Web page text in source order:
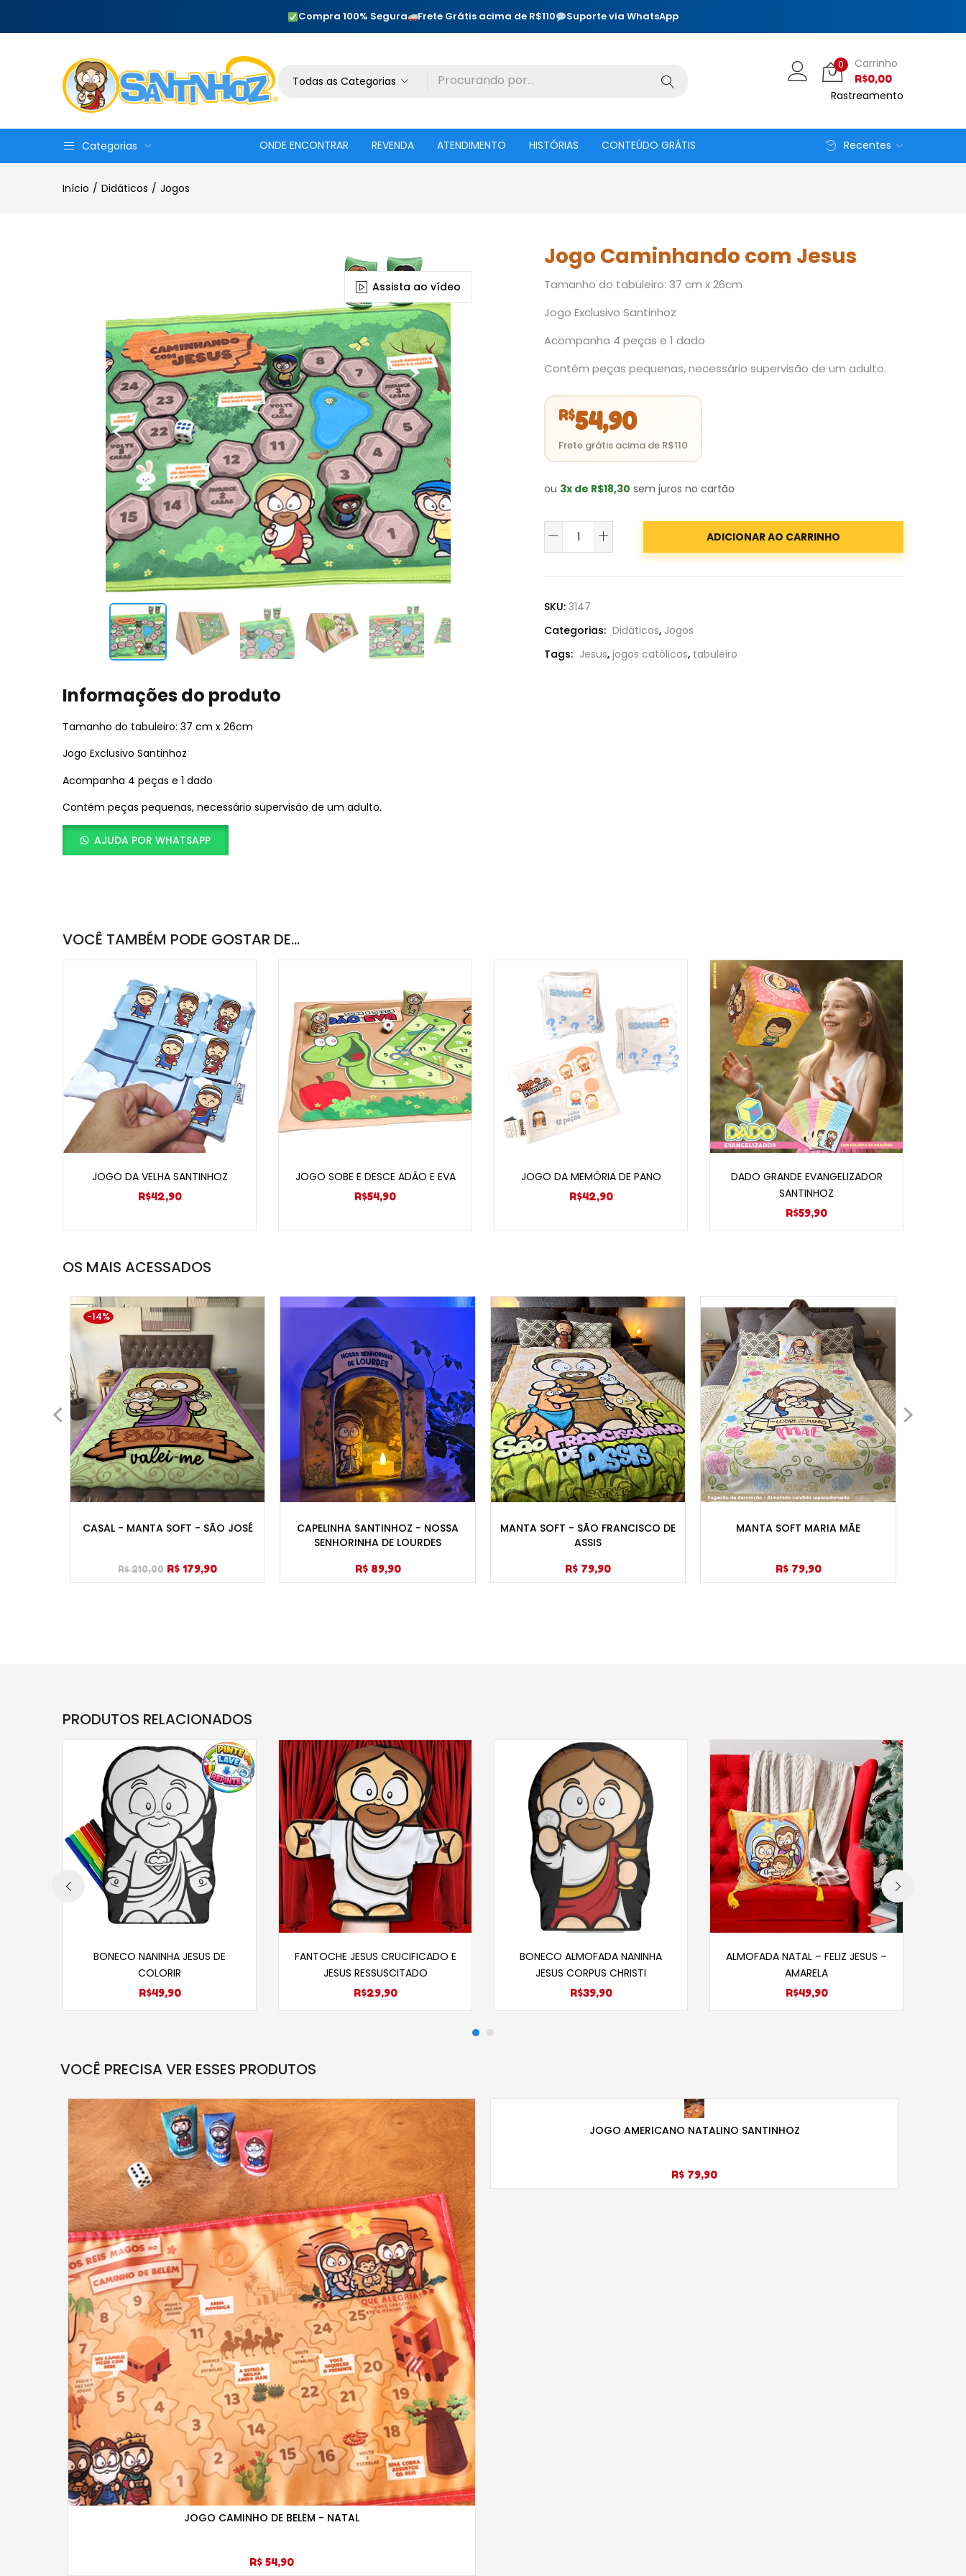
Compra 100% Segura Frete Grátis acima de R$110 Suporte via WhatsApp
Todas as Categorias
0 Carrinho
R$0,00
Rastreamento
Categorias ONDE ENCONTRAR REVENDA ATENDIMENTO HISTÓRIAS CONTEÚDO GRÁTIS Recentes
Início Didáticos Jogos
Assista ao vídeo
Jogo Caminhando com Jesus
Tamanho do tabuleiro: 37 cm x 26cm
Jogo Exclusivo Santinhoz
Acompanha 4 peças e 1 dado
Contém peças pequenas, necessário supervisão de um adulto.
R$54,90
ou 3x de R$18,30 sem juros no cartão
Caminhando
quantidade
ADICIONAR AO CARRINHO
SKU: 3147
Categorias: Didáticos, Jogos
Tags: Jesus, jogos católicos, tabuleiro
Informações do produto
Tamanho do tabuleiro: 37 cm x 26cm
Jogo Exclusivo Santinhoz
Acompanha 4 peças e 1 dado
Contém peças pequenas, necessário supervisão de um adulto.
AJUDA POR WHATSAPP
VOCÊ TAMBÉM PODE GOSTAR DE…
JOGO DA VELHA SANTINHOZ
R$42,90
JOGO SOBE E DESCE ADÃO E EVA
R$54,90
JOGO DA MEMÓRIA DE PANO
R$42,90
DADO GRANDE EVANGELIZADOR
SANTINHOZ
R$59,90
OS MAIS ACESSADOS
-14%
CASAL - MANTA SOFT - SÃO JOSÉ
R$ 210,00 R$ 179,90
CAPELINHA SANTINHOZ - NOSSA
SENHORINHA DE LOURDES
R$ 89,90
MANTA SOFT - SÃO FRANCISCO DE
ASSIS
R$ 79,90
MANTA SOFT MARIA MÃE
R$ 79,90
PRODUTOS RELACIONADOS
BONECO NANINHA JESUS DE
COLORIR
R$49,90
FANTOCHE JESUS CRUCIFICADO E
JESUS RESSUSCITADO
R$29,90
BONECO ALMOFADA NANINHA
JESUS CORPUS CHRISTI
R$39,90
ALMOFADA NATAL – FELIZ JESUS –
AMARELA
R$49,90
VOCÊ PRECISA VER ESSES PRODUTOS
JOGO CAMINHO DE BELÉM - NATAL
R$ 54,90
JOGO AMERICANO NATALINO SANTINHOZ
R$ 79,90